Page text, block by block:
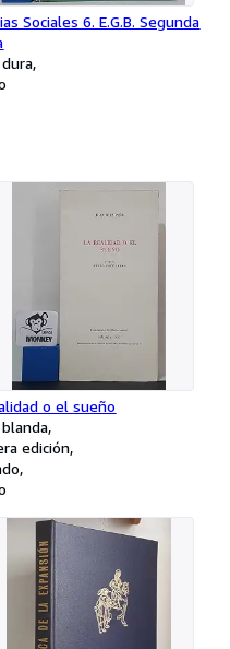
Sociales 6. E.G.B. Segunda
o el sueño
edición